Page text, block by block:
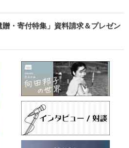
・寄付特集」資料請求＆プレゼン